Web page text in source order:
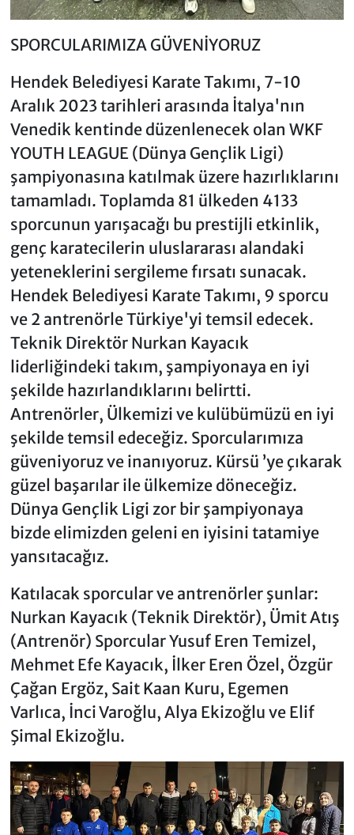
SPORCULARIMIZA GÜVENİYORUZ
Hendek Belediyesi Karate Takımı, 7-10
Aralık 2023 tarihleri arasında İtalya'nın
Venedik kentinde düzenlenecek olan WKF
YOUTH LEAGUE (Dünya Gençlik Ligi)
şampiyonasına katılmak üzere hazırlıklarını
tamamladı. Toplamda 81 ülkeden 4133
sporcunun yarışacağı bu prestijli etkinlik,
genç karatecilerin uluslararası alandaki
yeteneklerini sergileme fırsatı sunacak.
Hendek Belediyesi Karate Takımı, 9 sporcu
ve 2 antrenörle Türkiye'yi temsil edecek.
Teknik Direktör Nurkan Kayacık
liderliğindeki takım, şampiyonaya en iyi
şekilde hazırlandıklarını belirtti.
Antrenörler, Ülkemizi ve kulübümüzü en iyi
şekilde temsil edeceğiz. Sporcularımıza
güveniyoruz ve inanıyoruz. Kürsü ’ye çıkarak
güzel başarılar ile ülkemize döneceğiz.
Dünya Gençlik Ligi zor bir şampiyonaya
bizde elimizden geleni en iyisini tatamiye
yansıtacağız.
Katılacak sporcular ve antrenörler şunlar:
Nurkan Kayacık (Teknik Direktör), Ümit Atış
(Antrenör) Sporcular Yusuf Eren Temizel,
Mehmet Efe Kayacık, İlker Eren Özel, Özgür
Çağan Ergöz, Sait Kaan Kuru, Egemen
Varlıca, İnci Varoğlu, Alya Ekizoğlu ve Elif
Şimal Ekizoğlu.